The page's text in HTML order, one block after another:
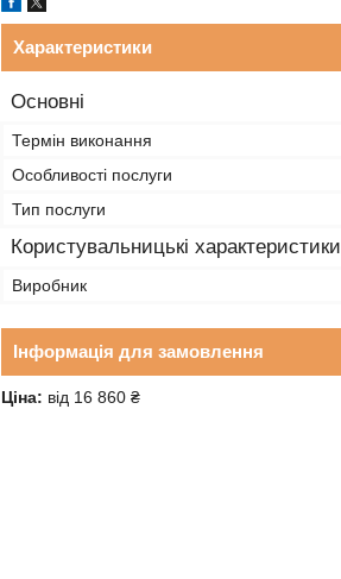
Характеристики
Основні
Термін виконання
Особливості послуги
Тип послуги
Користувальницькі характеристики
Виробник
Інформація для замовлення
Ціна: від 16 860 ₴